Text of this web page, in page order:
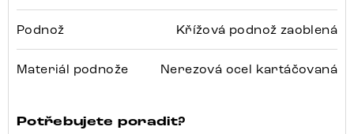
Podnož Křížová podnož zaoblená
Materiál podnože Nerezová ocel kartáčovaná
Potřebujete poradit?